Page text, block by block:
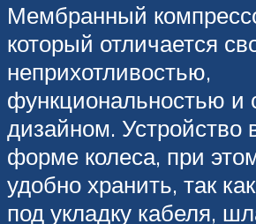
Мембранный
который отличается
неприхотливостью,
функциональностью и
дизайном. Устройство
форме колеса, при
удобно хранить, так
под укладку кабеля,